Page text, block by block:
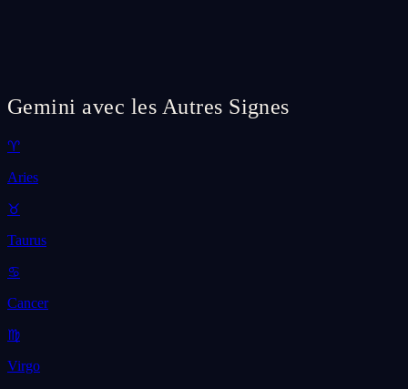
Gemini avec les Autres Signes
♈
Aries
♉
Taurus
♋
Cancer
♍
Virgo